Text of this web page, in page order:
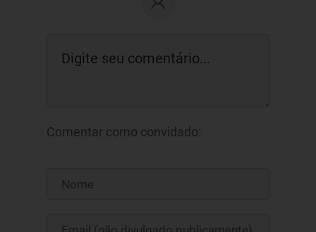
Comentar como convidado: